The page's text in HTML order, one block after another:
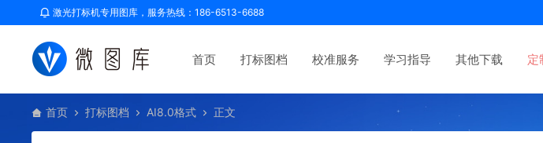
激光打标机专用图库，服务热线：186-6513-6688
首页 打标图档 校准服务 学习指导 其他下载 定
首页 打标图档 AI8.0格式 正文